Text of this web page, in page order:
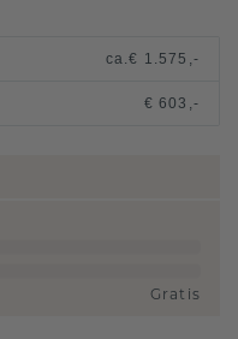
ca.€ 1.575,-
€ 603,-
Gratis